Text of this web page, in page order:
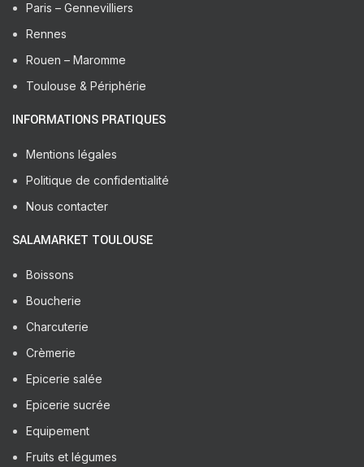
Paris – Gennevilliers
Rennes
Rouen – Maromme
Toulouse & Périphérie
INFORMATIONS PRATIQUES
Mentions légales
Politique de confidentialité
Nous contacter
SALAMARKET TOULOUSE
Boissons
Boucherie
Charcuterie
Crèmerie
Epicerie salée
Epicerie sucrée
Equipement
Fruits et légumes